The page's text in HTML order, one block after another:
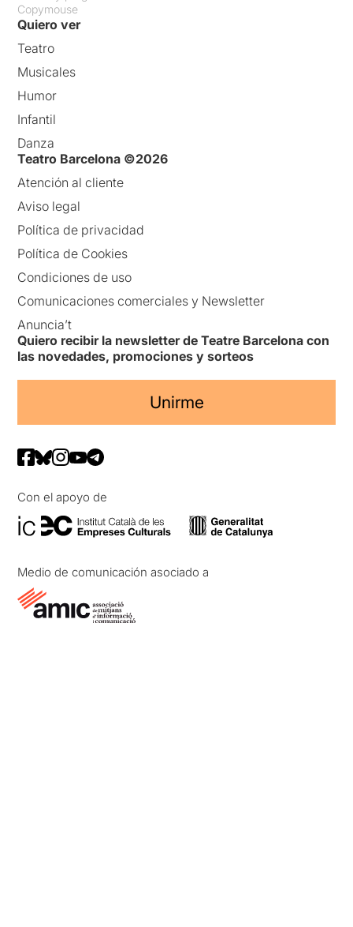
Copymouse
Quiero ver
Teatro
Musicales
Humor
Infantil
Danza
Teatro Barcelona ©2026
Atención al cliente
Aviso legal
Política de privacidad
Política de Cookies
Condiciones de uso
Comunicaciones comerciales y Newsletter
Anuncia’t
Quiero recibir la newsletter de Teatre Barcelona con
las novedades, promociones y sorteos
Unirme
Con el apoyo de
Medio de comunicación asociado a